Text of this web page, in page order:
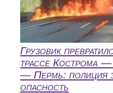
Грузовик
трассе Кострома
— Пермь: полиция
опасность